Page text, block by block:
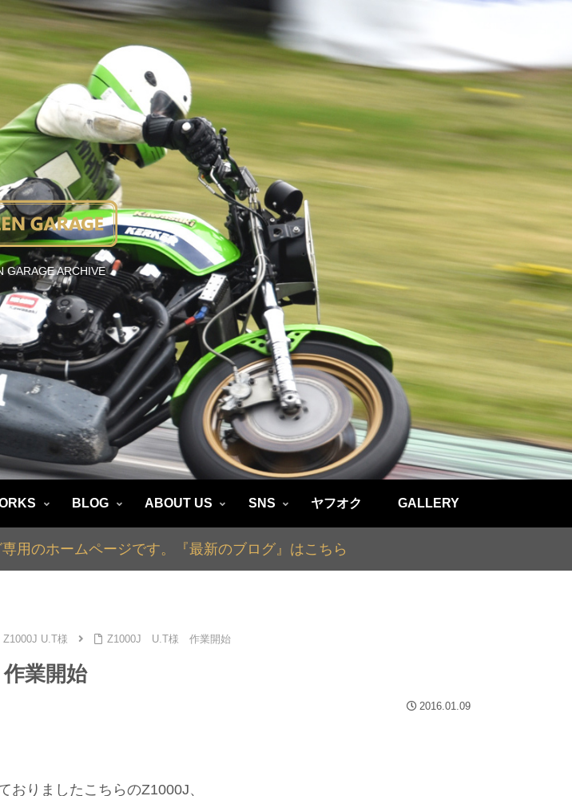
GARAGE ARCHIVE
BLOG ABOUT US SNS ヤフオク GALLERY
用のホームページです。『最新のブログ』はこちら
Z1000J U.T様 Z1000J U.T様 作業開始
業開始
2016.01.09
おりましたこちらのZ1000J、